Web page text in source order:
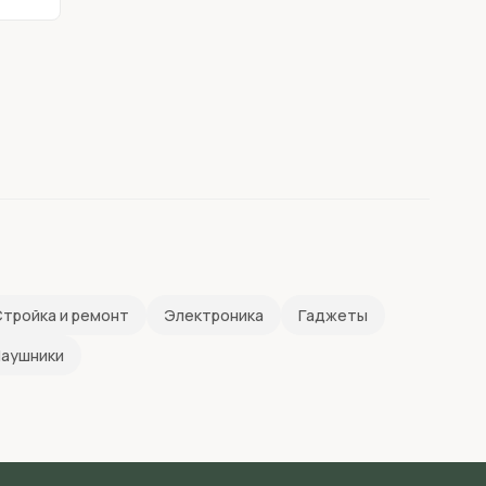
и ремонт Электроника
Гаджеты